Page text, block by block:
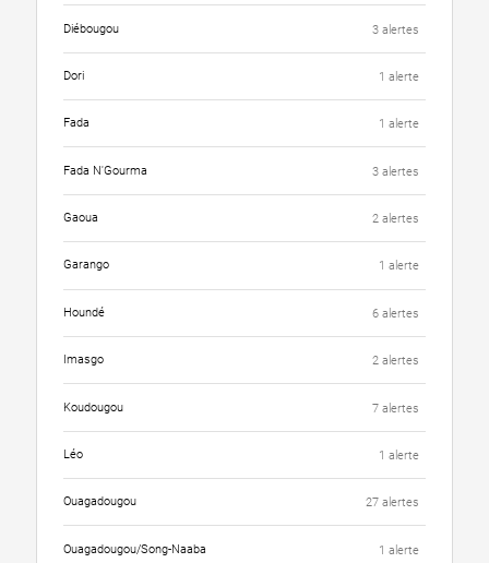
Diébougou 3 alertes
Dori 1 alerte
Fada 1 alerte
Fada N'Gourma 3 alertes
Gaoua 2 alertes
Garango 1 alerte
Houndé 6 alertes
Imasgo 2 alertes
Koudougou 7 alertes
Léo 1 alerte
Ouagadougou 27 alertes
Ouagadougou/Song-Naaba 1 alerte